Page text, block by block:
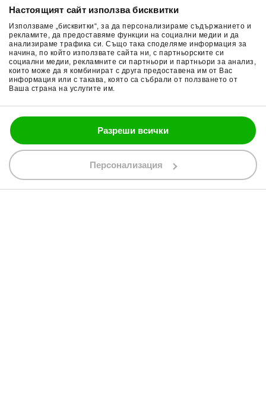
Настоящият сайт използва бисквитки
Използваме „бисквитки“, за да персонализираме съдържанието и
рекламите, да предоставяме функции на социални медии и да
анализираме трафика си. Също така споделяме информация за
начина, по който използвате сайта ни, с партньорските си
социални медии, рекламните си партньори и партньори за анализ,
които може да я комбинират с друга предоставена им от Вас
информация или с такава, която са събрали от ползването от
Ваша страна на услугите им.
Разреши всички
Персонализация
Връщане на стока
Общи условия
Поверителност
Политика за бисквитки
Очила за мотор
Раници за мотор
Ръкавици за мотор
Части за мотор
088 200 7002
shop@bobimx.com